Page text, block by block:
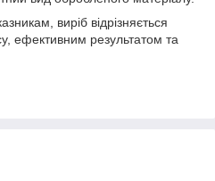
виріб відрізняється
ефективним результатом та